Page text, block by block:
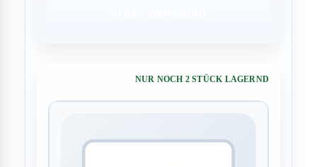
NUR NOCH 2 STÜCK LAGERND